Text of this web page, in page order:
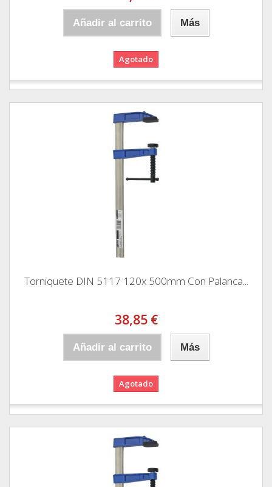
Añadir al carrito Más
Agotado
Torniquete DIN 5117 120x 500mm Con Palanca...
38,85 €
Añadir al carrito Más
Agotado